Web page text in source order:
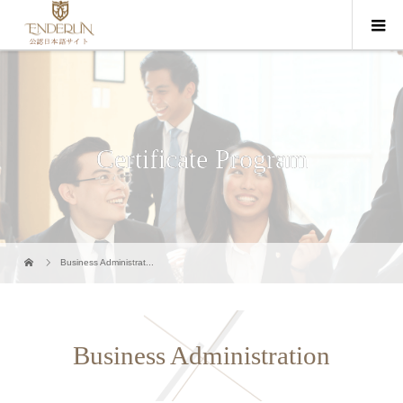
Certificate Program
Business Administrat...
Business Administration